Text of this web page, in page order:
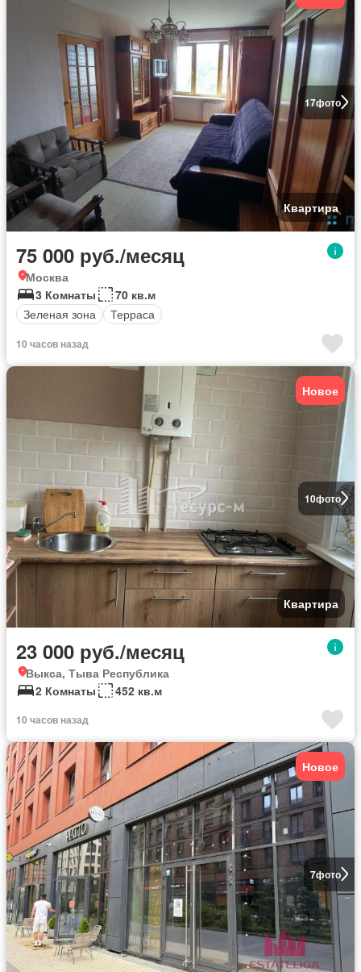
17фото
Квартира
75 000 руб./месяц
Москва
3 Комнаты
70 кв.м
Зеленая зона
Терраса
10 часов назад
10фото
Новое
Квартира
23 000 руб./месяц
Выкса, Тыва Республика
2 Комнаты
452 кв.м
10 часов назад
7фото
Новое